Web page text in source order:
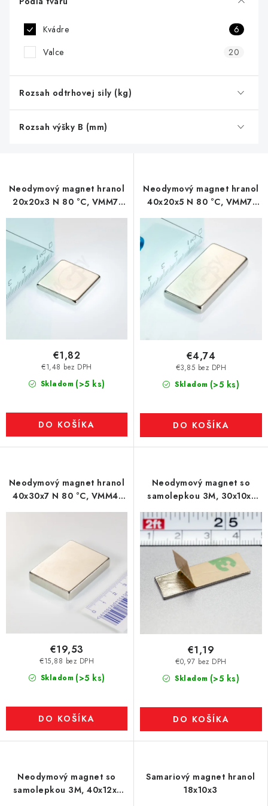
o
Kvádre
6
Valce
20
Rozsah odtrhovej sily (kg)
Rozsah výšky B (mm)
Neodymový magnet hranol
20x20x3 N 80 °C, VMM7-
N42
Skladom (>5 ks)
€1,48 bez DPH
€1,82
DO KOŠÍKA
Neodymový magnet hranol
40x20x5 N 80 °C, VMM7-
N42
Skladom (>5 ks)
€3,85 bez DPH
€4,74
DO KOŠÍKA
Neodymový magnet hranol
40x30x7 N 80 °C, VMM4-
N30
Skladom (>5 ks)
€15,88 bez DPH
€19,53
DO KOŠÍKA
Neodymový magnet so
samolepkou 3M, 30x10x1
mm, hrúbka samolepky
0,06 mm
Skladom (>5 ks)
€0,97 bez DPH
€1,19
DO KOŠÍKA
Neodymový magnet so
samolepkou 3M, 40x12x1
Samariový magnet hranol
18x10x3